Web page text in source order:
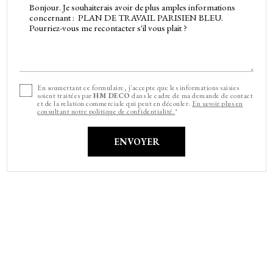
En soumettant ce formulaire, j'accepte que les informations saisies
soient traitées parHM DECO dans le cadre de ma demande de contact
et de la relation commerciale qui peut en découler. En savoir plus en
consultant notre politique de confidentialité.*